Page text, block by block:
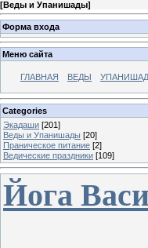
[Веды и Упанишады]
Форма входа
Меню сайта
ГЛАВНАЯ ВЕДЫ
Categories
Экадаши [201]
Веды и Упанишады [20]
Праническое питание [2]
Ведические праздники [109]
Йога